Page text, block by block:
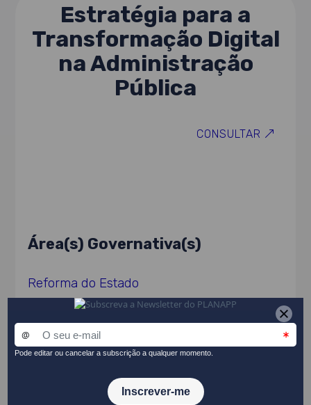
Estratégia para a
Transformação Digital
na Administração
Pública
CONSULTAR
Área(s) Governativa(s)
Reforma do Estado
Ato Normativo
Resolução do Conselho de Ministros n.º
131/2021, de 10 de setembro